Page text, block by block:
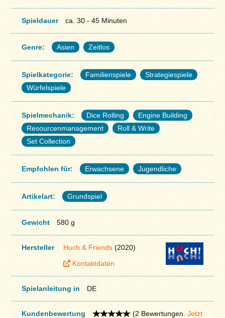
Spieldauer ca. 30 - 45 Minuten
Genre: Asien Zeitlos
Spielkategorie: Familienspiele
Strategiespiele
Würfelspiele
Spielmechanik: Dice Rolling
Engine Building
Resourcenmanagement
Roll & Write
Set Collection
Empfohlen für: Erwachsene Jugendliche
Artikelart: Grundspiel
Gewicht 580 g
Hersteller Huch & Friends(2020)
Kontaktdaten
Spielanleitung in DE
Kundenbewertung (2 Bewertungen. Jetzt